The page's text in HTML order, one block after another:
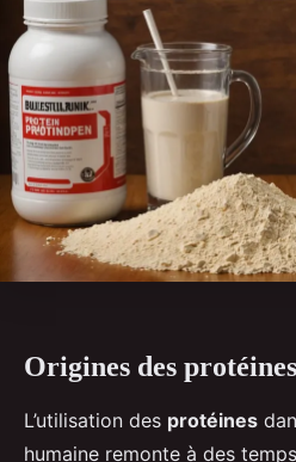
Origines des
L’utilisation des protéines
humaine remonte à des